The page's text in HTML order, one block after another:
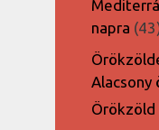
napra 43
Alacsony